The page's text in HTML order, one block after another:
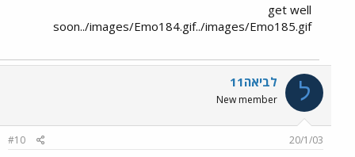
get well
soon../images/Emo184.gif../images/Emo185.gif
ל לביאה11
New member
20/1/03
#10